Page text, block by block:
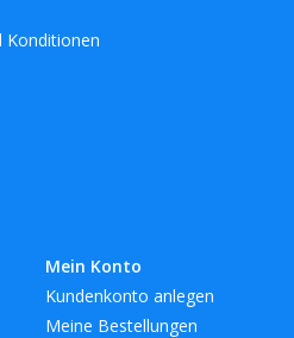
Konditionen
Mein Konto
Kundenkonto anlegen
Meine Bestellungen